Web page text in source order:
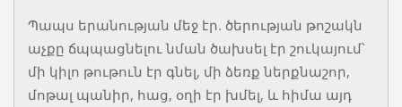
Պապս երանության մեջ էր. ծերության թոշակն
աչքը ճպպացնելու նման ծախսել էր շուկայում՝
մի կիլո թութուն էր գնել, մի ձեռք ներքնաշոր,
մոթալ պանիր, հաց, օղի էր խմել, և հիմա այդ